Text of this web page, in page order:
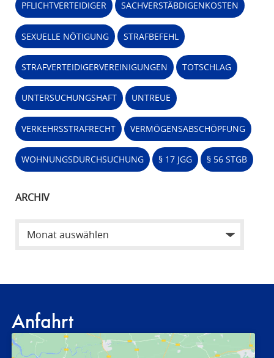
PFLICHTVERTEIDIGER SACHVERSTÄBDIGENKOSTEN
SEXUELLE NÖTIGUNG STRAFBEFEHL
STRAFVERTEIDIGERVEREINIGUNGEN TOTSCHLAG
UNTERSUCHUNGSHAFT UNTREUE
VERKEHRSSTRAFRECHT VERMÖGENSABSCHÖPFUNG
WOHNUNGSDURCHSUCHUNG § 17 JGG § 56 STGB
ARCHIV
Anfahrt